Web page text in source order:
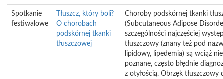
Spotkanie
festiwalowe
Tłuszcz, który boli?
O chorobach
podskórnej tkanki
tłuszczowej
Choroby podskórnej tkanki
(Subcutaneous Adipose
szczególności najczęściej
tłuszczowy (znany też pod
lipidowy, lipedemia) są wciąż
poznane, często błędnie
z otyłością. Obrzęk tłuszczowy